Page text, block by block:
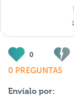
0
0 PREGUNTAS
Envíalo por: